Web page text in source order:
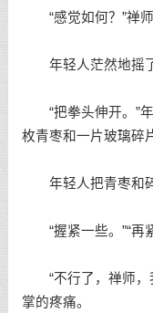
“感觉如何？”禅师
年轻人茫然地摇了
“把拳头伸开。”年
枚青枣和一片玻璃碎
年轻人把青枣和碎
“握紧一些。”“再
“不行了，禅师，
掌的疼痛。